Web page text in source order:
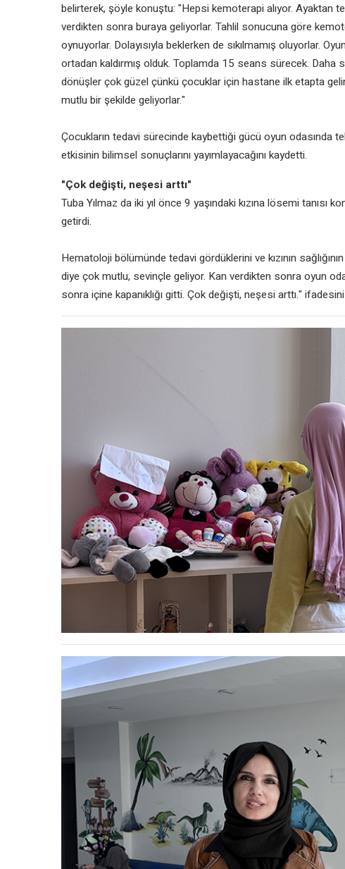
belirterek, şöyle konuştu: "Hepsi kemoterapi alıyor. Ayaktan
verdikten sonra buraya geliyorlar. Tahlil sonucuna göre
oynuyorlar. Dolayısıyla beklerken de sıkılmamış oluyorlar.
ortadan kaldırmış olduk. Toplamda 15 seans sürecek. Daha
dönüşler çok güzel çünkü çocuklar için hastane ilk etapta
mutlu bir şekilde geliyorlar."
Çocukların tedavi sürecinde kaybettiği gücü oyun odasında
etkisinin bilimsel sonuçlarını yayımlayacağını kaydetti.
"Çok değişti, neşesi arttı"
Tuba Yılmaz da iki yıl önce 9 yaşındaki kızına lösemi tanısı
getirdi.
Hematoloji bölümünde tedavi gördüklerini ve kızının
diye çok mutlu, sevinçle geliyor. Kan verdikten sonra oyun
sonra içine kapanıklığı gitti. Çok değişti, neşesi arttı." ifadesini